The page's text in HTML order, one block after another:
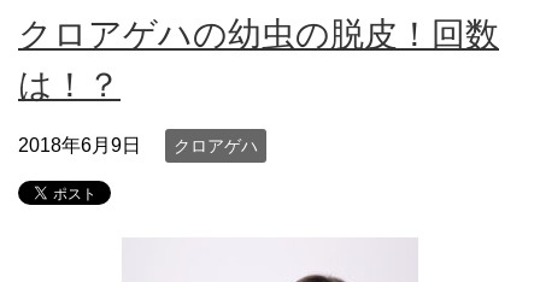
クロアゲハの幼虫の脱皮！回数
は！？
2018年6月9日 クロアゲハ